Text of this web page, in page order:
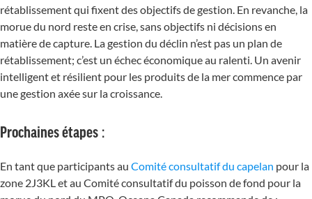
rétablissement qui fixent des objectifs de gestion. En revanche, la
morue du nord reste en crise, sans objectifs ni décisions en
matière de capture. La gestion du déclin n’est pas un plan de
rétablissement; c’est un échec économique au ralenti. Un avenir
intelligent et résilient pour les produits de la mer commence par
une gestion axée sur la croissance.
Prochaines étapes :
En tant que participants au Comité consultatif du capelan pour la
zone 2J3KL et au Comité consultatif du poisson de fond pour la